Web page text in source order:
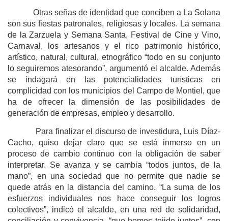
Otras señas de identidad que conciben a La Solana
son sus fiestas patronales, religiosas y locales. La semana
de la Zarzuela y Semana Santa, Festival de Cine y Vino,
Carnaval, los artesanos y el rico patrimonio histórico,
artístico, natural, cultural, etnográfico “todo en su conjunto
lo seguiremos atesorando”, argumentó el alcalde. Además
se indagará en las potencialidades turísticas en
complicidad con los municipios del Campo de Montiel, que
ha de ofrecer la dimensión de las posibilidades de
generación de empresas, empleo y desarrollo.
Para finalizar el discurso de investidura, Luis Díaz-
Cacho, quiso dejar claro que se está inmerso en un
proceso de cambio continuo con la obligación de saber
interpretar. Se avanza y se cambia “todos juntos, de la
mano”, en una sociedad que no permite que nadie se
quede atrás en la distancia del camino. “La suma de los
esfuerzos individuales nos hace conseguir los logros
colectivos”, indicó el alcalde, en una red de solidaridad,